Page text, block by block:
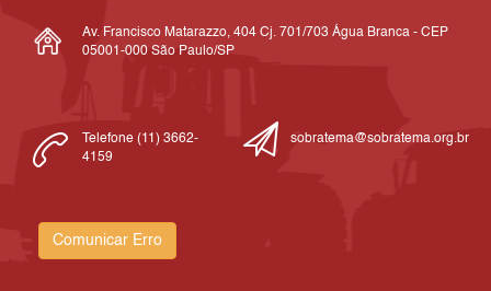
Av. Francisco Matarazzo, 404 Cj. 701/703 Água Branca - CEP
05001-000 São Paulo/SP
Telefone (11) 3662-
4159
sobratema@sobratema.org.br
Comunicar Erro